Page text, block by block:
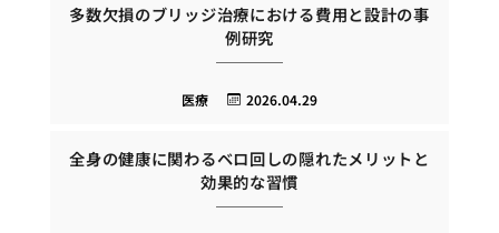
多数欠損のブリッジ治療における費用と設計の事
例研究
2026.04.29
医療
全身の健康に関わるベロ回しの隠れたメリットと
効果的な習慣